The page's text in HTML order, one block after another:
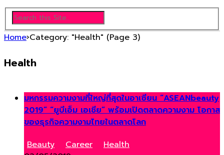
Home›Category: "Health" (Page 3)
Health
มหกรรมความงามที่ใหญ่ที่สุดในอาเซียน “ASEANbeauty
2019” “ยูบีเอ็ม เอเชีย” พร้อมเปิดตลาดความงาม โอกาส
ของธุรกิจความงามไทยในตลาดโลก
Beauty
Career
Health